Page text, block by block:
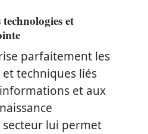
et
parfaitement les
techniques liés
et aux
lui permet